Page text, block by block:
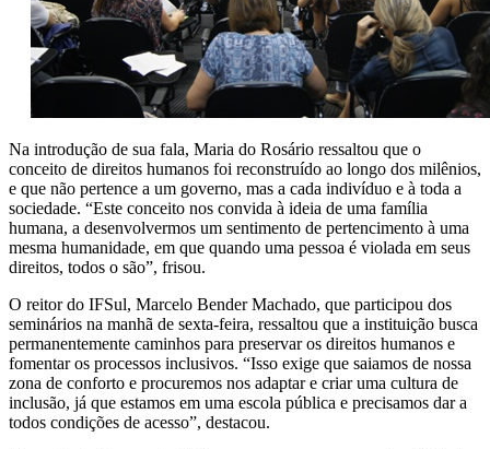
Na introdução de sua fala, Maria do Rosário ressaltou que o
conceito de direitos humanos foi reconstruído ao longo dos milênios,
e que não pertence a um governo, mas a cada indivíduo e à toda a
sociedade. “Este conceito nos convida à ideia de uma família
humana, a desenvolvermos um sentimento de pertencimento à uma
mesma humanidade, em que quando uma pessoa é violada em seus
direitos, todos o são”, frisou.
O reitor do IFSul, Marcelo Bender Machado, que participou dos
seminários na manhã de sexta-feira, ressaltou que a instituição busca
permanentemente caminhos para preservar os direitos humanos e
fomentar os processos inclusivos. “Isso exige que saiamos de nossa
zona de conforto e procuremos nos adaptar e criar uma cultura de
inclusão, já que estamos em uma escola pública e precisamos dar a
todos condições de acesso”, destacou.